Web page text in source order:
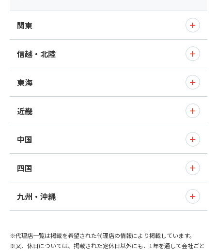
関東
信越・北陸
東海
近畿
中国
四国
九州・沖縄
※代理店一覧は掲載を希望された代理店の情報により掲載しています。
※又、休日については、掲載された定休日以外にも、1年を通して会社ごと